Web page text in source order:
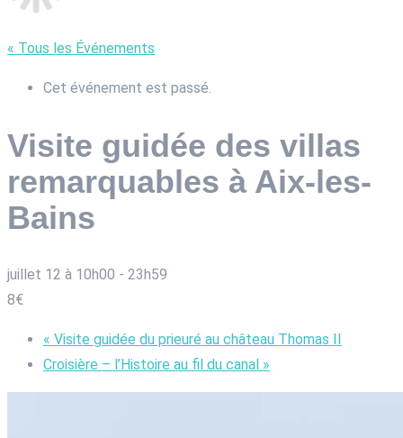
« Tous les Événements
Cet événement est passé.
Visite guidée des villas
remarquables à Aix-les-
Bains
juillet 12 à 10h00 - 23h59
8€
« Visite guidée du prieuré au château Thomas II
Croisière – l’Histoire au fil du canal »